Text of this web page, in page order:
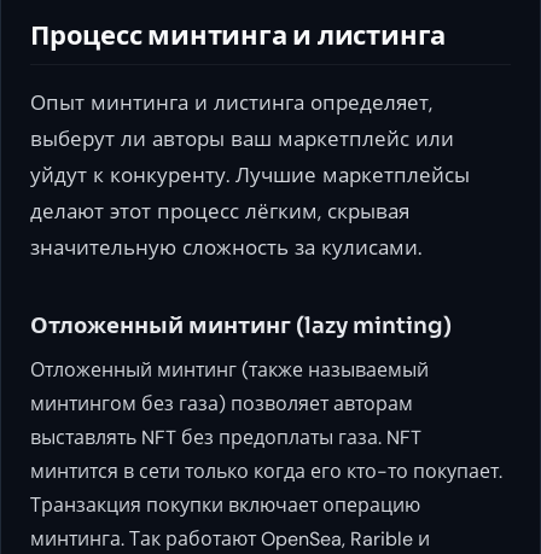
Процесс минтинга и листинга
Опыт минтинга и листинга определяет,
выберут ли авторы ваш маркетплейс или
уйдут к конкуренту. Лучшие маркетплейсы
делают этот процесс лёгким, скрывая
значительную сложность за кулисами.
Отложенный минтинг (lazy minting)
Отложенный минтинг (также называемый
минтингом без газа) позволяет авторам
выставлять NFT без предоплаты газа. NFT
минтится в сети только когда его кто-то покупает.
Транзакция покупки включает операцию
минтинга. Так работают OpenSea, Rarible и